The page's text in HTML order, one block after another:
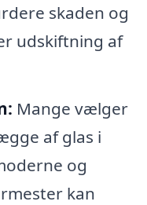
skaden og
udskiftning af
Mange vælger
af glas i
og
kan